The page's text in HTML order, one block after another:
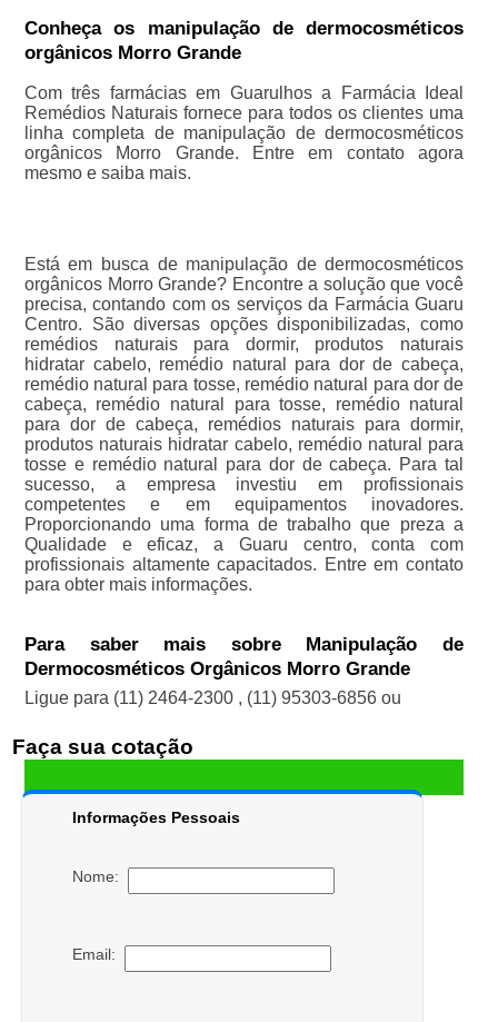
Conheça os manipulação de dermocosméticos
orgânicos Morro Grande
Com três farmácias em Guarulhos a Farmácia Ideal
Remédios Naturais fornece para todos os clientes uma
linha completa de manipulação de dermocosméticos
orgânicos Morro Grande. Entre em contato agora
mesmo e saiba mais.
Está em busca de manipulação de dermocosméticos
orgânicos Morro Grande? Encontre a solução que você
precisa, contando com os serviços da Farmácia Guaru
Centro. São diversas opções disponibilizadas, como
remédios naturais para dormir, produtos naturais
hidratar cabelo, remédio natural para dor de cabeça,
remédio natural para tosse, remédio natural para dor de
cabeça, remédio natural para tosse, remédio natural
para dor de cabeça, remédios naturais para dormir,
produtos naturais hidratar cabelo, remédio natural para
tosse e remédio natural para dor de cabeça. Para tal
sucesso, a empresa investiu em profissionais
competentes e em equipamentos inovadores.
Proporcionando uma forma de trabalho que preza a
Qualidade e eficaz, a Guaru centro, conta com
profissionais altamente capacitados. Entre em contato
para obter mais informações.
Para saber mais sobre Manipulação de
Dermocosméticos Orgânicos Morro Grande
Ligue para (11) 2464-2300 , (11) 95303-6856 ou
Faça sua cotação
Informações Pessoais
Nome:
Email: